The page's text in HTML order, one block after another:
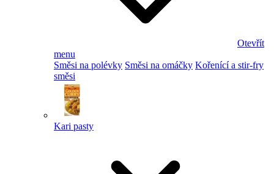
Otevřít
menu
Směsi na polévky Směsi na omáčky Kořenící a stir-fry
směsi
Kari pasty